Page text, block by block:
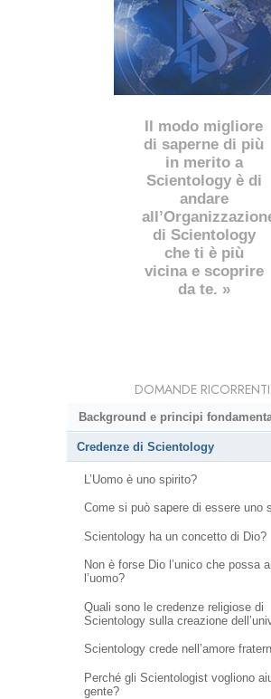
Il modo migliore
di saperne di più
in merito a
Scientology è di
andare
di Scientology
che ti è più
vicina e scoprire
da te. »
DOMANDE RICORRENTI
Background e principi
Credenze di Scientology
L’Uomo è uno spirito?
Come si può sapere di essere uno
Scientology ha un concetto di Dio?
Non è forse Dio l’unico che possa
l’uomo?
Quali sono le credenze religiose di
Scientology sulla creazione
Scientology crede nell’amore
Perché gli Scientologist vogliono
gente?